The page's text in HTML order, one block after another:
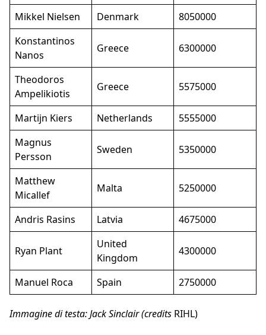
Mikkel Nielsen Denmark
8050000
Konstantinos
Nanos
Greece 6300000
Theodoros
Ampelikiotis
Greece 5575000
Martijn Kiers Netherlands
5555000
Magnus
Persson
Sweden 5350000
Matthew
Micallef
Malta 5250000
Andris Rasins Latvia 4675000
Ryan Plant
United
Kingdom
4300000
Manuel Roca Spain 2750000
Immagine di testa: Jack Sinclair (credits RIHL)